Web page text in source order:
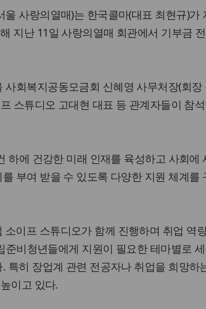
사랑의열매)는 한국콜마(대표 최현규)가
지난 11일 사랑의열매 회관에서 기부금
회복지공동모금회 신혜영 사무처장(회장
스튜디오 고대현 대표 등 관계자들이 참
하에 건강한 미래 인재를 육성하고 사회에
부여 받을 수 있도록 다양한 지원 체계를
이프 스튜디오가 함께 진행하며 취업 역
비청년들에게 지원이 필요한 테마별로
특히 장업계 관련 전공자나 취업을 희망하
이고 있다.